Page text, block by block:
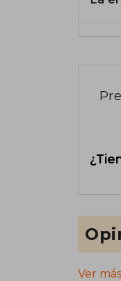
Ver